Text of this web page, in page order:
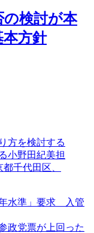
の検討が本
方針
水準」要求 入管
政党票が上回った